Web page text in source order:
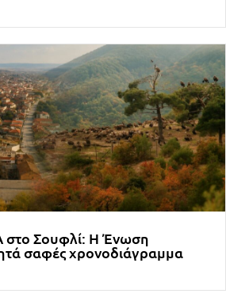
στο Σουφλί: Η Ένωση
σαφές χρονοδιάγραμμα